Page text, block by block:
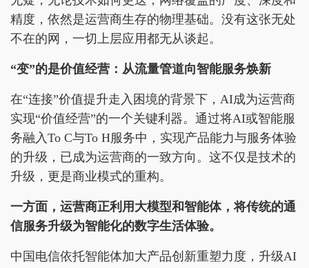
精度，依然是运营商生存的物理基础。没有这张无处
不在的网，一切上层应用都无从谈起。
“变”的是价值经营：从流量管道向智能服务焕新
在“连接”价值提升走入困境的背景下，AI成为运营商
实现“价值经营”的一个关键利器。通过将AI或智能服
务融入To C与To H服务中，实现产品能力与服务体验
的升级，已成为运营商的一致方向。这不仅是技术的
升级，更是商业模式的重构。
一方面，运营商正利用大模型和智能体，将传统的通
信服务升级为智能化的数字生活体验。
中国电信依托智能体加大产品创新重塑力度，升级AI